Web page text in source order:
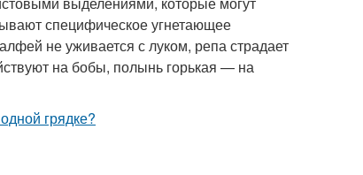
специфическое угнетающее
не уживается с луком, репа страдает
на бобы, полынь горькая — на